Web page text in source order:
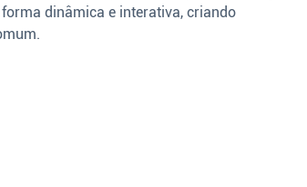
dinâmica e interativa, criando